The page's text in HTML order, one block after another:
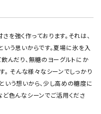
強く作っております。それは、
う思いからです。夏場に氷を入
んだり、無糖のヨーグルトにか
そんな様々なシーンでしっかり
いう想いから、少し高めの糖度に
色んなシーンでご活用くださ